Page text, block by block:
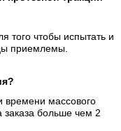
того чтобы испытать и
приемлемы.
времени массового
заказа больше чем 2